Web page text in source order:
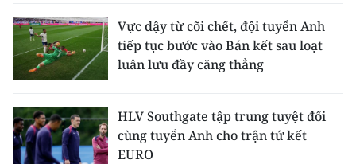
Media Xã hội
Media Pháp luật
Media Du lịch
Media Thế giới
Vực dậy từ cõi chết, đội tuyển Anh
tiếp tục bước vào Bán kết sau loạt
luân lưu đầy căng thẳng
HLV Southgate tập trung tuyệt đối
cùng tuyển Anh cho trận tứ kết
EURO